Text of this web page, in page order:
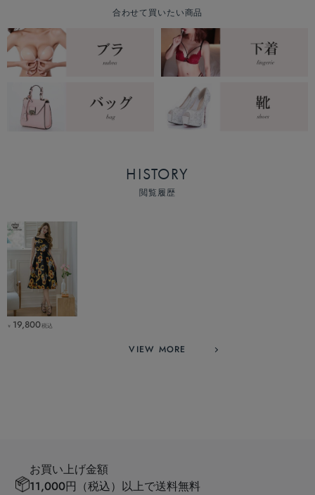
合わせて買いたい商品
HISTORY
閲覧履歴
￥ 19,800税込
VIEW MORE
お買い上げ金額
11,000円（税込）以上で送料無料